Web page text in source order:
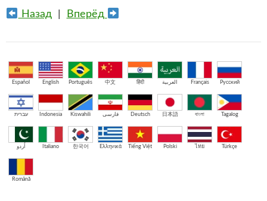
Назад| Вперёд
Español English Português 中文 हिंदी العربية Français Русский
עברית Indonesia Kiswahili فارسی Deutsch 日本語 বাংলা Tagalog
اُردو Italiano 한국어 Ελληνικά Tiếng Việt Polski ไทย Türkçe
Română